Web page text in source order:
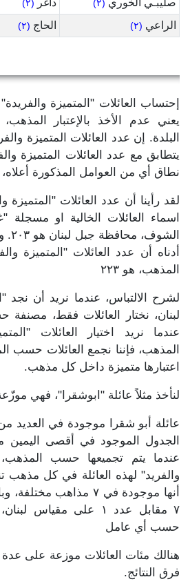
صليبـي الخوري (٢) داغر (٢)
الراعي (٢) الحاج (٢)
إحتساب العائلات "المتميزة
يعني عدم الأخذ بالإعتبار
البلدة. إن عدد العائلات المتميزة
يتطابق مع عدد العائلات المتميزة
نطاق أي من العوامل المذكورة
لقد رأينا أن عدد العائلات
اسماء العائلات الخالية او
أدناه أن عدد العائلات "المتميزة
المذهب، هو ٢٢٣
لشرح الالتباس، عندما نريد أن نجد
لبنان، نختار العائلات فقط،
عندما نريد اختيار العائلات
المذهب، فإننا نجمع العائلات حسب
اعتبارها متميزة داخل كل مذهب.
لنأخذ مثلاً عائلة "ابوشقرا"، فهي
عائلة أبو شقرا موجودة في العديد
الجدول الموجود في أقصى اليمين
عندما يتم تجميعها حسب المذهب،
والفريد" لهذه العائلة في كل مذهب
أنها موجودة في ٧ مذاهب
٧ مقابل عدد ١ على مقياس
حسب أي عامل
هنالك مئات العائلات موزعة على
فرق النتائج.